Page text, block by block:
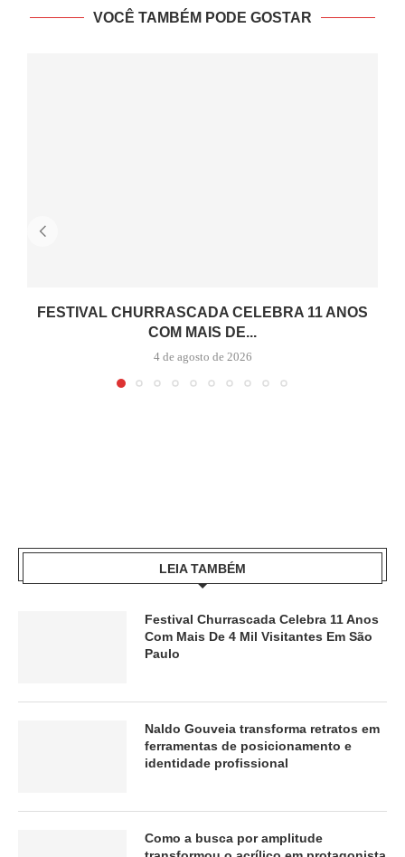
VOCÊ TAMBÉM PODE GOSTAR
FESTIVAL CHURRASCADA CELEBRA 11 ANOS
COM MAIS DE...
4 de agosto de 2026
LEIA TAMBÉM
Festival Churrascada Celebra 11 Anos
Com Mais De 4 Mil Visitantes Em São
Paulo
Naldo Gouveia transforma retratos em
ferramentas de posicionamento e
identidade profissional
Como a busca por amplitude